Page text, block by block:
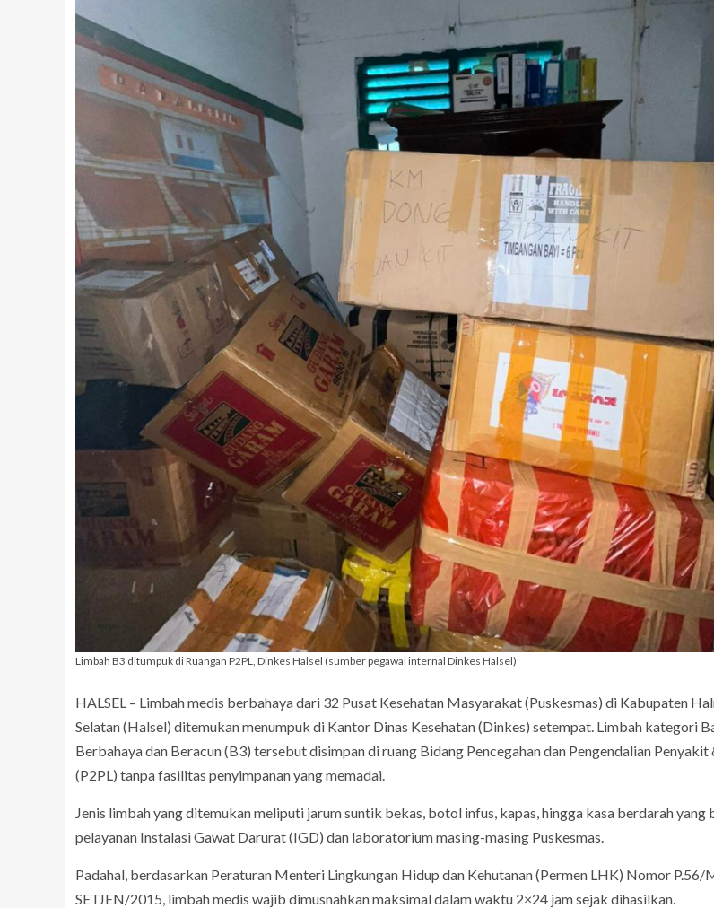
Limbah B3 ditumpuk di Ruangan P2PL, Dinkes Halsel (sumber pegawai internal Dinkes Halsel)
HALSEL – Limbah medis berbahaya dari 32 Pusat Kesehatan Masyarakat (Puskesmas) di Kabupaten
Selatan (Halsel) ditemukan menumpuk di Kantor Dinas Kesehatan (Dinkes) setempat. Limbah kategori
Berbahaya dan Beracun (B3) tersebut disimpan di ruang Bidang Pencegahan dan Pengendalian Penyakit
(P2PL) tanpa fasilitas penyimpanan yang memadai.
Jenis limbah yang ditemukan meliputi jarum suntik bekas, botol infus, kapas, hingga kasa berdarah yang
pelayanan Instalasi Gawat Darurat (IGD) dan laboratorium masing-masing Puskesmas.
Padahal, berdasarkan Peraturan Menteri Lingkungan Hidup dan Kehutanan (Permen LHK) Nomor
SETJEN/2015, limbah medis wajib dimusnahkan maksimal dalam waktu 2×24 jam sejak dihasilkan.